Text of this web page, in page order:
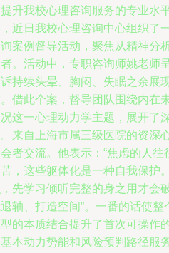
升我校心理咨询服务的专业水
近日我校心理咨询中心组织了
案例督导活动，聚焦从精神分
。活动中，专职咨询师姚老师
持续头晕、胸闷、失眠之余展
借此个案，督导团队围绕内在
这一心理动力学主题，展开了
来自上海市属三级医院的资深
者交流。他表示：“焦虑的人
，这些躯体化是一种自我保护
先学习倾听完整的身之用才会
轴、打造空间”。一番的话使
的本质结合提升了首次可操作
本动力势能和风险预判路径服